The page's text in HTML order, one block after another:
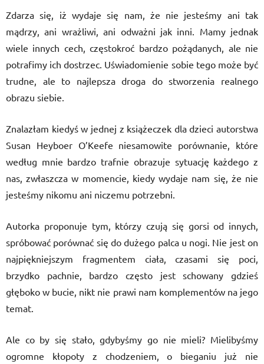
Zdarza się, iż wydaje się nam, że nie jesteśmy ani tak
mądrzy, ani wrażliwi, ani odważni jak inni. Mamy jednak
wiele innych cech, częstokroć bardzo pożądanych, ale nie
potrafimy ich dostrzec. Uświadomienie sobie tego może być
trudne, ale to najlepsza droga do stworzenia realnego
obrazu siebie.
Znalazłam kiedyś w jednej z książeczek dla dzieci autorstwa
Susan Heyboer O’Keefe niesamowite porównanie, które
według mnie bardzo trafnie obrazuje sytuację każdego z
nas, zwłaszcza w momencie, kiedy wydaje nam się, że nie
jesteśmy nikomu ani niczemu potrzebni.
Autorka proponuje tym, którzy czują się gorsi od innych,
spróbować porównać się do dużego palca u nogi. Nie jest on
najpiękniejszym fragmentem ciała, czasami się poci,
brzydko pachnie, bardzo często jest schowany gdzieś
głęboko w bucie, nikt nie prawi nam komplementów na jego
temat.
Ale co by się stało, gdybyśmy go nie mieli? Mielibyśmy
ogromne kłopoty z chodzeniem, o bieganiu już nie